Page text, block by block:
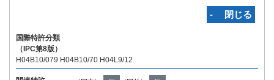
‐ 閉じる
国際特許分類
（IPC第8版）
H04B10/079 H04B10/70 H04L9/12